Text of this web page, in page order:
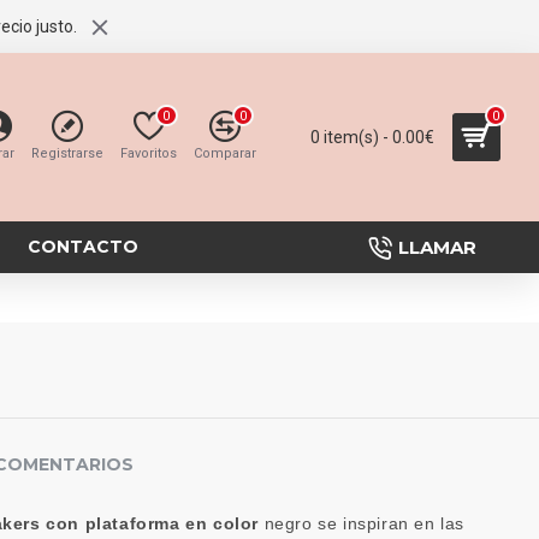
justo.
Registrarse Favoritos
0
Comparar
0
0 item(s) - 0.00€
0
CONTACTO LLAMAR
con plataforma en color negro se inspiran en las